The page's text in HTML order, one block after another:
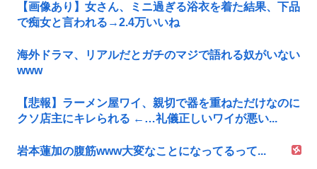
【画像あり】女さん、ミニ過ぎる浴衣を着た結果、下品
で痴女と言われる→2.4万いいね
海外ドラマ、リアルだとガチのマジで語れる奴がいない
www
【悲報】ラーメン屋ワイ、親切で器を重ねただけなのに
クソ店主にキレられる ←…礼儀正しいワイが悪い...
岩本蓮加の腹筋www大変なことになってるって...